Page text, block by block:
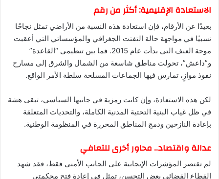
الاستعادة الإقليمية: أكثر من رقم
بعيدًا عن الأرقام، فإن استعادة هذه النسبة من الأراضي تمثل نجاحًا
نسبيًا في مواجهة حالة التفتت الجغرافي والمؤسساتي التي أعقبت
موجة العنف التي بدأت عام 2015. فما بين تنظيمي “القاعدة”
و”داعش”، تحولت مناطق شاسعة من الشمال والشرق إلى مسارح
نفوذ موازٍ، تمارس فيها الجماعات المسلحة سلطة الأمر الواقع.
لكن هذه الاستعادة، وإن كانت رمزية في جانبها السياسي، تبقى هشة
في ظل غياب البنية التحتية المدنية الكاملة، والتحديات المتعلقة
بإعادة النازحين ودمج المناطق المحررة في المنظومة الوطنية.
عدالة واقتصاد.. محاور أخرى للتعافي
لم تقتصر المؤشرات الإيجابية على الجانب الأمني فقط، فقد شهد
القطاع القضائي بعض التحسن، تمثل في إعادة فتح محكمتي